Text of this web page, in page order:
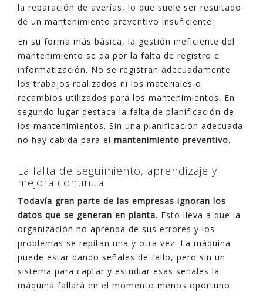
la reparación de averías, lo que suele ser resultado
de un mantenimiento preventivo insuficiente.
En su forma más básica, la gestión ineficiente del
mantenimiento se da por la falta de registro e
informatización. No se registran adecuadamente
los trabajos realizados ni los materiales o
recambios utilizados para los mantenimientos. En
segundo lugar destaca la falta de planificación de
los mantenimientos. Sin una planificación adecuada
no hay cabida para el mantenimiento preventivo.
La falta de seguimiento, aprendizaje y
mejora continua
Todavía gran parte de las empresas ignoran los
datos que se generan en planta. Esto lleva a que la
organización no aprenda de sus errores y los
problemas se repitan una y otra vez. La máquina
puede estar dando señales de fallo, pero sin un
sistema para captar y estudiar esas señales la
máquina fallará en el momento menos oportuno.